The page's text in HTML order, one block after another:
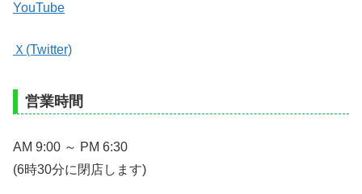
YouTube
Ｘ(Twitter)
営業時間
AM 9:00 ～ PM 6:30
(6時30分に閉店します)